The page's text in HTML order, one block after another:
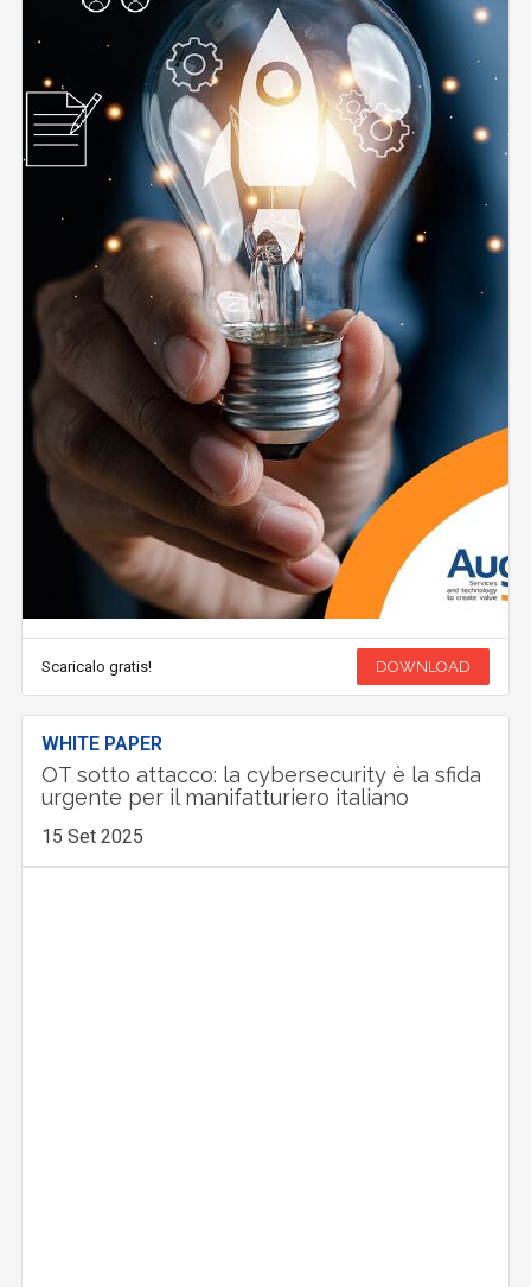
Scaricalo gratis! DOWNLOAD
WHITE PAPER
OT sotto attacco: la cybersecurity è la sfida
urgente per il manifatturiero italiano
15 Set 2025